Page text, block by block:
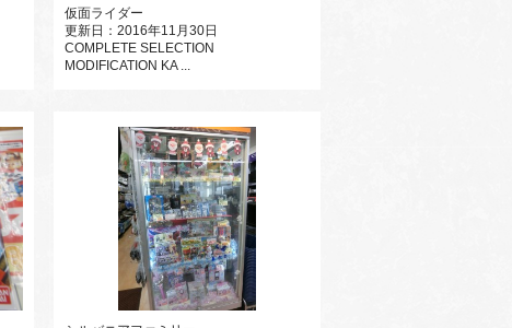
仮面ライダー
更新日：2016年11月30日
COMPLETE SELECTION
MODIFICATION KA ...